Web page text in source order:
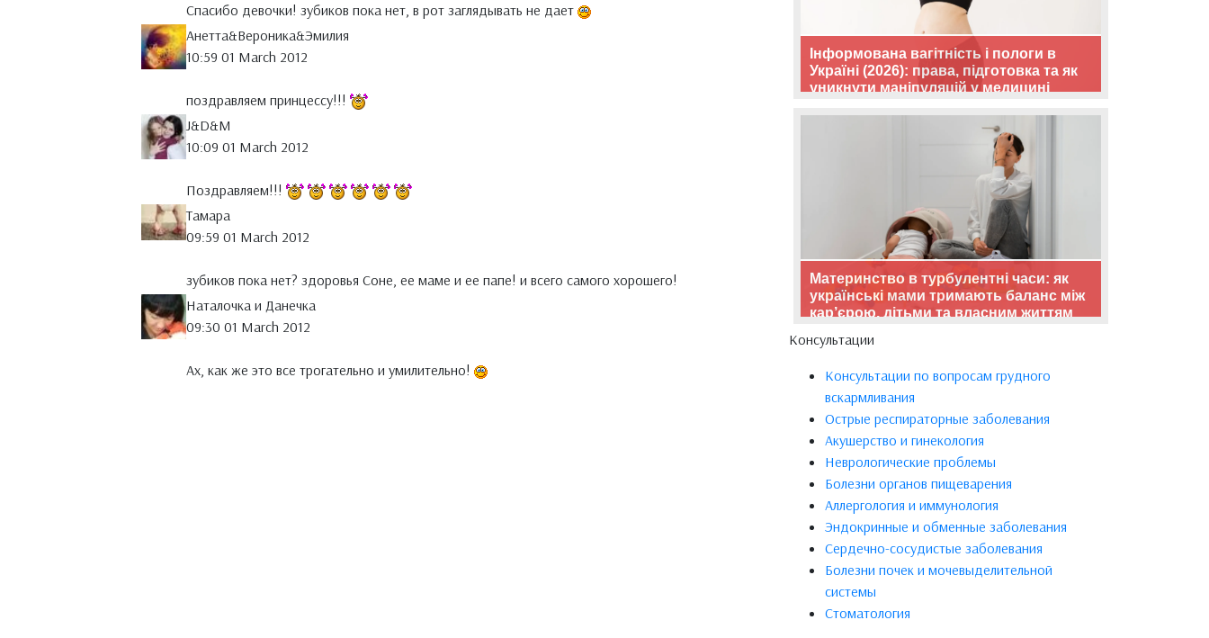
Спасибо девочки! зубиков пока нет, в рот заглядывать не дает
Анетта&Вероника&Эмилия
10:59 01 March 2012
поздравляем принцессу!!!
J&D&M
10:09 01 March 2012
Поздравляем!!!
Тамара
09:59 01 March 2012
зубиков пока нет? здоровья Соне, ее маме и ее папе! и всего самого хорошего!
Наталочка и Данечка
09:30 01 March 2012
Ах, как же это все трогательно и умилительно!
Інформована вагітність і пологи в
Україні (2026): права, підготовка та як
уникнути маніпуляцій у медицині
Материнство в турбулентні часи: як
українські мами тримають баланс між
кар’єрою, дітьми та власним життям
Консультации
Консультации по вопросам грудного
вскармливания
Острые респираторные заболевания
Акушерство и гинекология
Неврологические проблемы
Болезни органов пищеварения
Аллергология и иммунология
Эндокринные и обменные заболевания
Сердечно-сосудистые заболевания
Болезни почек и мочевыделительной
системы
Стоматология